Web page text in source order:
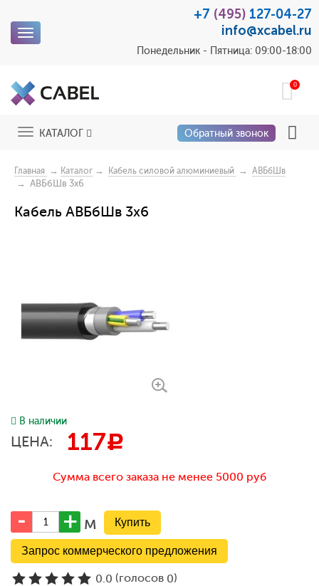
Toggle
+7 (495) 127-04-27
info@xcabel.ru
Понедельник - Пятница: 09:00-18:00
0
ToggleКАТАЛОГ Обратный звонок
Главная → Каталог → Кабель силовой алюминиевый → АВБбШв
→ АВБбШв 3x6
Кабель АВБбШв 3x6
В наличии
ЦЕНА: 117c
Сумма всего заказа не менее 5000 руб
м
Запрос коммерческого предложения
0.0 (голосов 0)